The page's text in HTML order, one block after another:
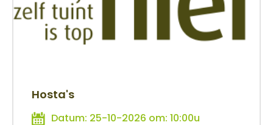
Hosta's
Datum: 25-10-2026 om: 10:00u